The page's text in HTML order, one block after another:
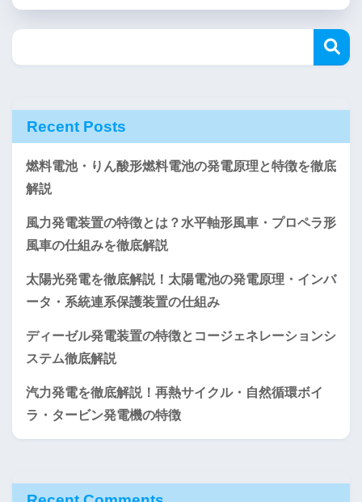
Recent Posts
燃料電池・りん酸形燃料電池の発電原理と特徴を徹底
解説
風力発電装置の特徴とは？水平軸形風車・プロペラ形
風車の仕組みを徹底解説
太陽光発電を徹底解説！太陽電池の発電原理・インバ
ータ・系統連系保護装置の仕組み
ディーゼル発電装置の特徴とコージェネレーションシ
ステム徹底解説
汽力発電を徹底解説！再熱サイクル・自然循環ボイ
ラ・タービン発電機の特徴